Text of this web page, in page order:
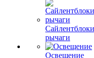
рычаги
Освещение